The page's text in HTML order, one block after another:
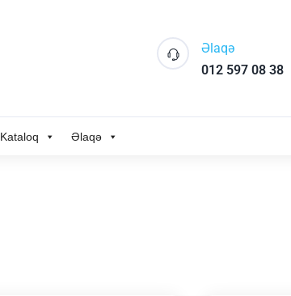
Əlaqə
012 597 08 38
Kataloq Əlaqə